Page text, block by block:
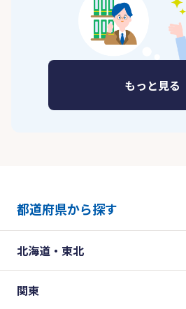
もっと見る
都道府県から探す
北海道・東北
関東